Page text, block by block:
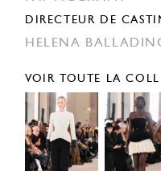
DIRECTEUR DE
HELENA
VOIR TOUTE LA